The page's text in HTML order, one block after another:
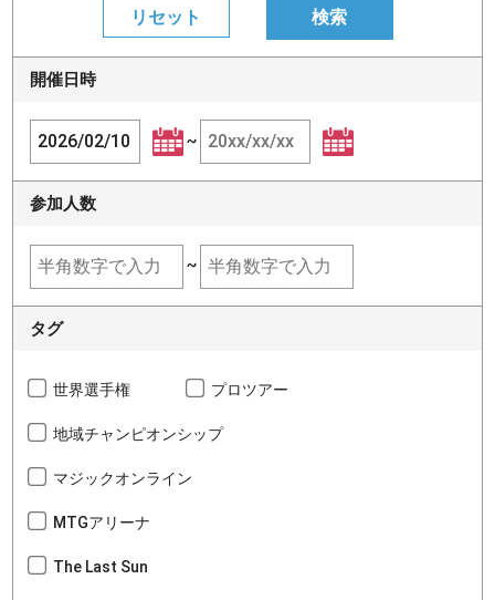
開催日時
~
参加人数
~
タグ
世界選手権 プロツアー
地域チャンピオンシップ
マジックオンライン
MTGアリーナ
The Last Sun